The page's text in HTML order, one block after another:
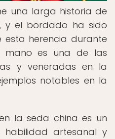
una larga historia de
y el bordado ha sido
herencia durante
mano es una de las
y veneradas en la
notables en la
la seda china es un
habilidad artesanal y